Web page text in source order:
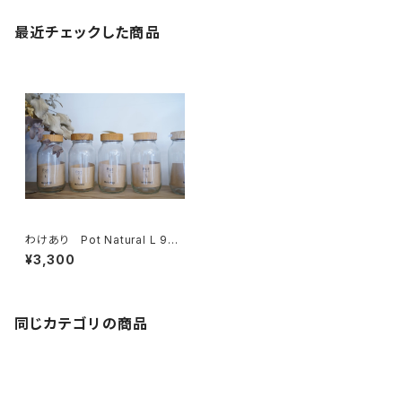
最近チェックした商品
わけあり Pot Natural L 900
ml
¥3,300
同じカテゴリの商品